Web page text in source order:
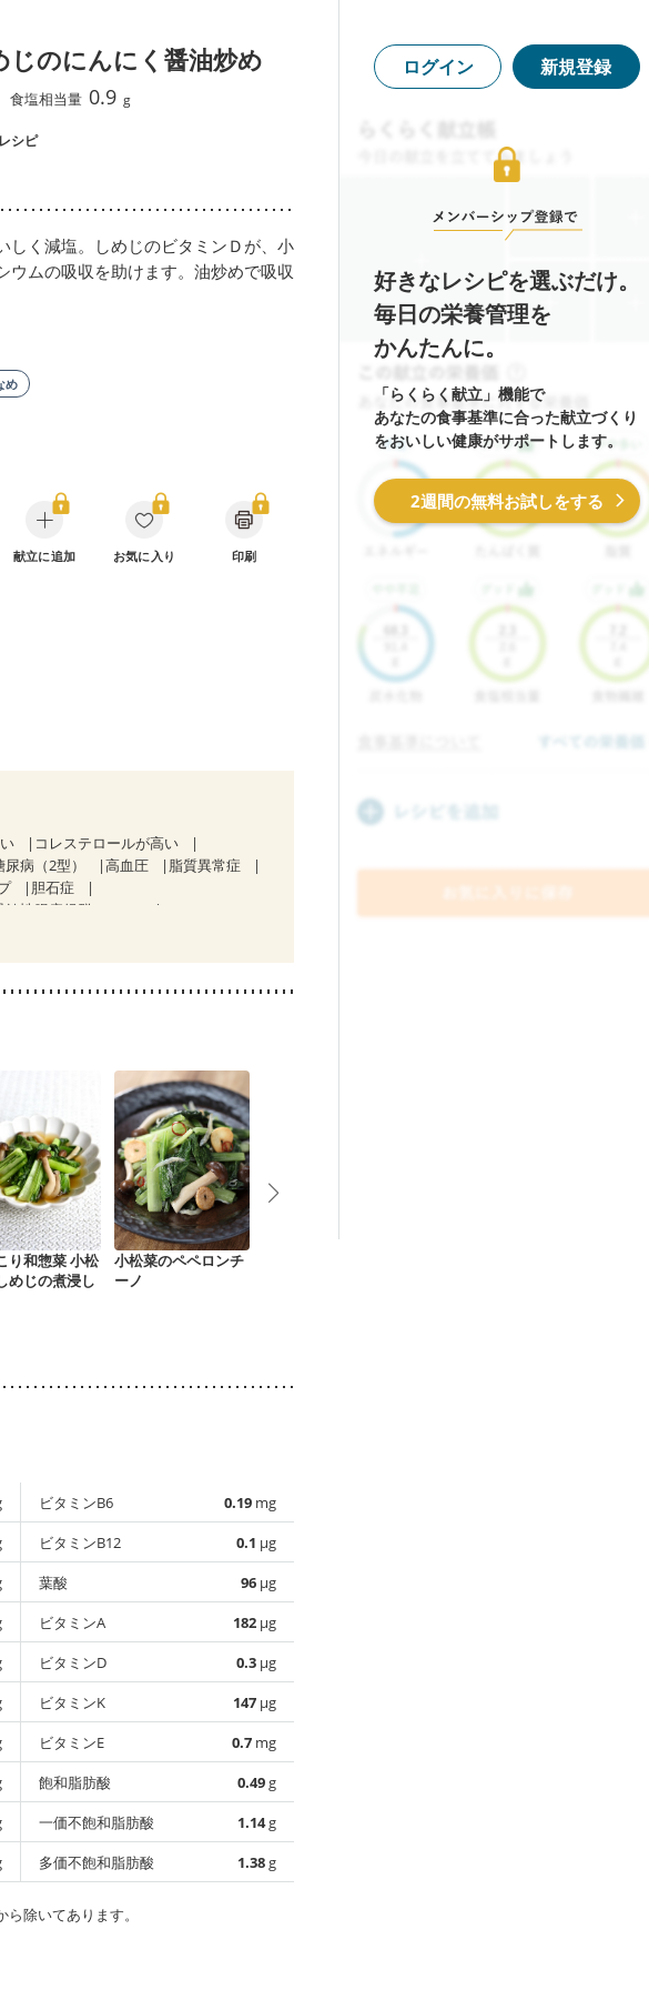
じのにんにく醤油炒め
食塩相当量 0.9 g
シピ
しく減塩。しめじのビタミンＤが、小
ウムの吸収を助けます。油炒めで吸収
め
献立に追加 お気に入り 印刷
コレステロールが高い
尿病（2型） 高血圧
脂質異常症
胆石症
敏性腸症候群（IBS）
り和惣菜 小松
めじの煮浸し
小松菜のペペロンチ
ーノ
ビタミンB6 0.19 mg
ビタミンB12
0.1 µg
葉酸
96 µg
ビタミンA
182 µg
ビタミンD
0.3 µg
ビタミンK
147 µg
ビタミンE
0.7 mg
飽和脂肪酸
0.49g
一価不飽和脂肪酸
1.14g
多価不飽和脂肪酸
1.38g
除いてあります。
ログイン 新規登録
好きなレシピを選ぶだけ。
毎日の栄養管理を
かんたんに。
「らくらく献立」機能で
あなたの食事基準に合った献立づくり
をおいしい健康がサポートします。
2週間の無料お試しをする